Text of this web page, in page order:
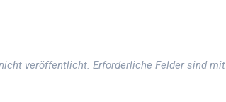
veröffentlicht. Erforderliche Felder sind mit